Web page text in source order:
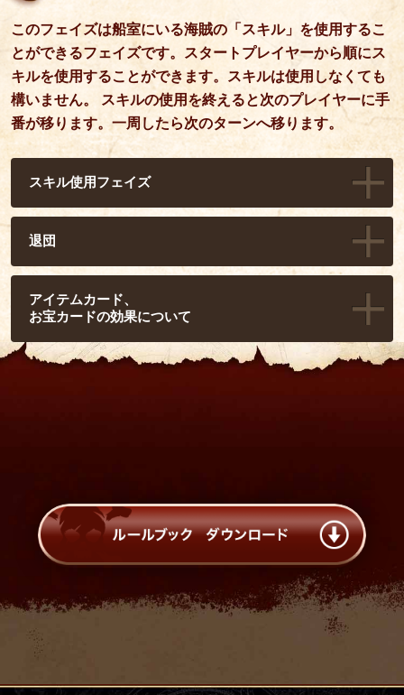
このフェイズは船室にいる海賊の「スキル」を使用するこ
とができるフェイズです。スタートプレイヤーから順にス
キルを使用することができます。スキルは使用しなくても
構いません。 スキルの使用を終えると次のプレイヤーに手
番が移ります。一周したら次のターンへ移ります。
スキル使用フェイズ
退団
アイテムカード、
お宝カードの効果について